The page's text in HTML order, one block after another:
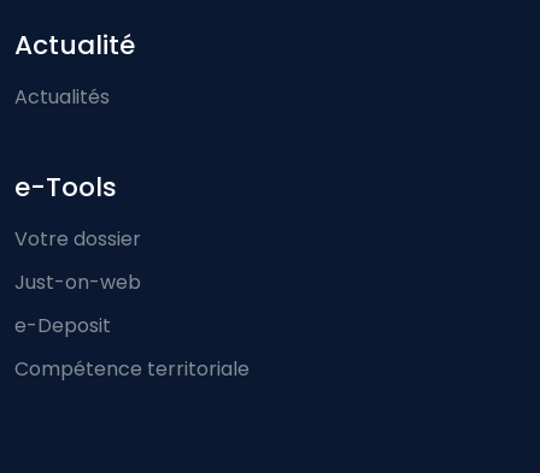
Actualité
Actualités
e-Tools
Votre dossier
Just-on-web
e-Deposit
Compétence territoriale